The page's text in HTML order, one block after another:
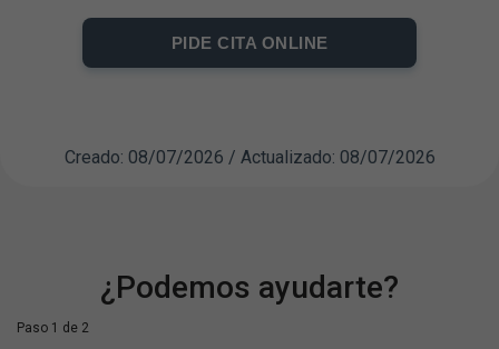
PIDE CITA ONLINE
Creado: 08/07/2026 / Actualizado: 08/07/2026
¿Podemos ayudarte?
Paso 1 de 2